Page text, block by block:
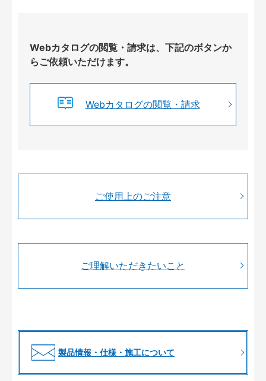
Webカタログの閲覧・請求は、下記のボタンか
らご依頼いただけます。
Webカタログの閲覧・請求
ご使用上のご注意
ご理解いただきたいこと
製品情報・仕様・施工について